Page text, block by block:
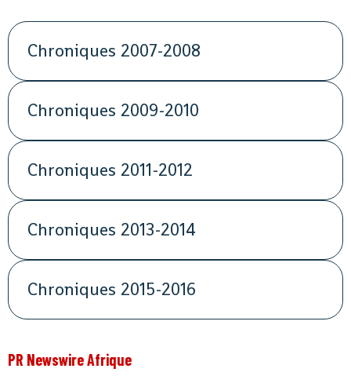
Chroniques 2007-2008
Chroniques 2009-2010
Chroniques 2011-2012
Chroniques 2013-2014
Chroniques 2015-2016
PR Newswire Afrique